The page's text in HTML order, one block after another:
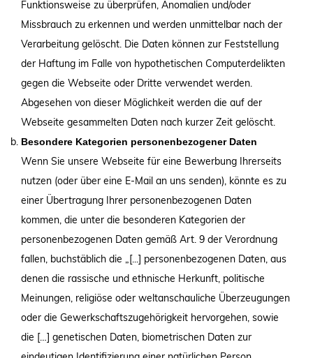
Funktionsweise zu überprüfen, Anomalien und/oder
Missbrauch zu erkennen und werden unmittelbar nach der
Verarbeitung gelöscht. Die Daten können zur Feststellung
der Haftung im Falle von hypothetischen Computerdelikten
gegen die Webseite oder Dritte verwendet werden.
Abgesehen von dieser Möglichkeit werden die auf der
Webseite gesammelten Daten nach kurzer Zeit gelöscht.
Besondere Kategorien personenbezogener Daten
Wenn Sie unsere Webseite für eine Bewerbung Ihrerseits
nutzen (oder über eine E-Mail an uns senden), könnte es zu
einer Übertragung Ihrer personenbezogenen Daten
kommen, die unter die besonderen Kategorien der
personenbezogenen Daten gemäß Art. 9 der Verordnung
fallen, buchstäblich die „[...] personenbezogenen Daten, aus
denen die rassische und ethnische Herkunft, politische
Meinungen, religiöse oder weltanschauliche Überzeugungen
oder die Gewerkschaftszugehörigkeit hervorgehen, sowie
die […] genetischen Daten, biometrischen Daten zur